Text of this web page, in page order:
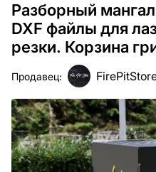
Разборный
DXF файлы для
резки. Корзина
Продавец: